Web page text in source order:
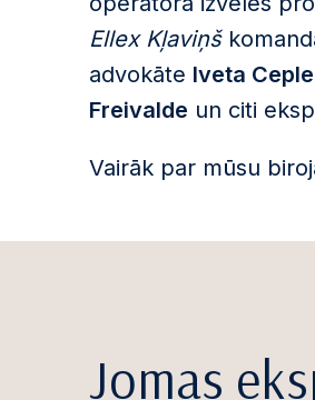
Ellex Kļaviņš
advokāte Iveta Ceple
Freivalde un citi
Vairāk par mūsu
Jomas